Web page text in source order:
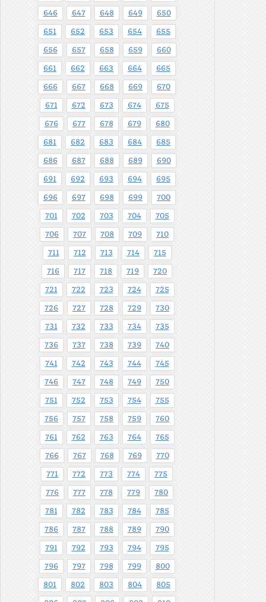
646 647 648 649 650
651 652 653 654 655
656 657 658 659 660
661 662 663 664 665
666 667 668 669 670
671 672 673 674 675
676 677 678 679 680
681 682 683 684 685
686 687 688 689 690
691 692 693 694 695
696 697 698 699 700
701 702 703 704 705
706 707 708 709 710
711 712 713 714 715
716 717 718 719 720
721 722 723 724 725
726 727 728 729 730
731 732 733 734 735
736 737 738 739 740
741 742 743 744 745
746 747 748 749 750
751 752 753 754 755
756 757 758 759 760
761 762 763 764 765
766 767 768 769 770
771 772 773 774 775
776 777 778 779 780
781 782 783 784 785
786 787 788 789 790
791 792 793 794 795
796 797 798 799 800
801 802 803 804 805